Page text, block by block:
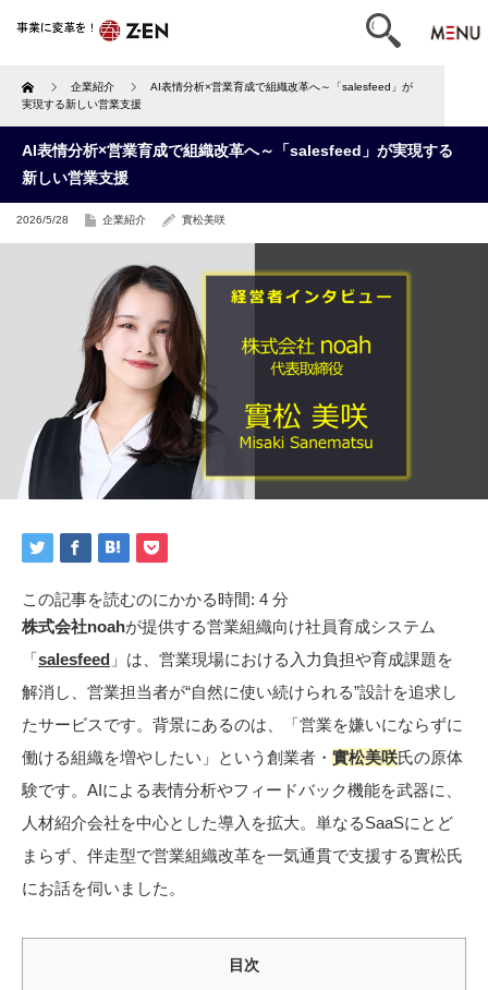
Home 企業紹介
AI表情分析×営業育成で組織改革へ～「salesfeed」が
実現する新しい営業支援
AI表情分析×営業育成で組織改革へ～「salesfeed」が実現する
新しい営業支援
2026/5/28 企業紹介 實松美咲
この記事を読むのにかかる時間: 4 分
株式会社noahが提供する営業組織向け社員育成システム
「salesfeed 」は、営業現場における入力負担や育成課題を
解消し、営業担当者が“自然に使い続けられる”設計を追求し
たサービスです。背景にあるのは、「営業を嫌いにならずに
働ける組織を増やしたい」という創業者・ 實松美咲氏の原体
験です。AIによる表情分析やフィードバック機能を武器に、
人材紹介会社を中心とした導入を拡大。単なるSaaSにとど
まらず、伴走型で営業組織改革を一気通貫で支援する實松氏
にお話を伺いました。
目次